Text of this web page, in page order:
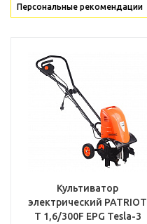
Персональные рекомендации
Культиватор
электрический PATRIOT
T 1,6/300F EPG Tesla-3